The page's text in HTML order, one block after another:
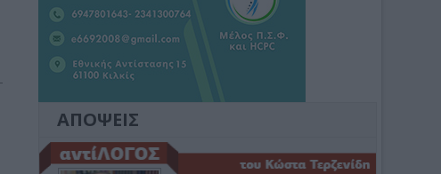
ΑΠΟΨΕΙΣ